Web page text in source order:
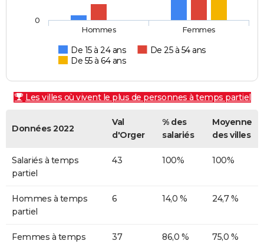
De 15 à 24 ans
De 25 à 54 ans
De 55 à 64 ans
Hommes Femmes
0
Les villes où vivent le plus de personnes à temps partiel
Données 2022
Val
d'Orger
% des
salariés
Moyenne
des villes
Salariés à temps
partiel
43 100% 100%
Hommes à temps
partiel
6 14,0 % 24,7 %
Femmes à temps
37 86,0 % 75,0 %